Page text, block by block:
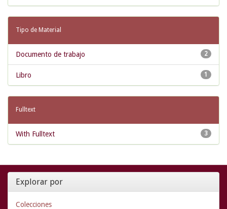
Tipo de Material
2
Documento de trabajo
1
Libro
Fulltext
3
With Fulltext
Explorar por
Colecciones